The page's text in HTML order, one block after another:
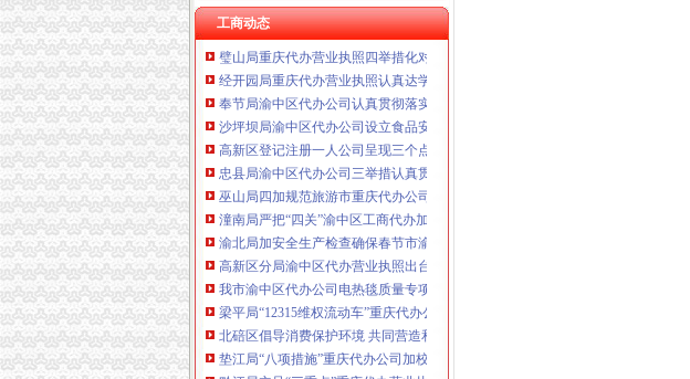
工商动态
忠县行政审批服务大厅工商登记窗口获2005年度行政审批服务大厅综合考核第一名
璧山局重庆代办营业执照四举措化对禽流感高危人群防护工作监管
经开园局重庆代办营业执照认真达学习温家宝总理重要批示
奉节局渝中区代办公司认真贯彻落实温家宝总理重要批示精
沙坪坝局渝中区代办公司设立食品安全工作励
高新区登记注册一人公司呈现三个点
忠县局渝中区代办公司三举措认真贯彻温总理重要批示精
巫山局四加规范旅游市重庆代办公司场秩序
潼南局严把“四关”渝中区工商代办加节日市场监管
渝北局加安全生产检查确保春节市渝中区代办营业执照场安全
高新区分局渝中区代办营业执照出台2006年工作要点
我市渝中区代办公司电热毯质量专项检查取得实效
梁平局“12315维权流动车”重庆代办公司进村入户
北碚区倡导消费保护环境 共同营造和谐
垫江局“八项措施”重庆代办公司加校园周边环境整
黔江局立足“三重点”重庆代办营业执照抓好干部教育培训